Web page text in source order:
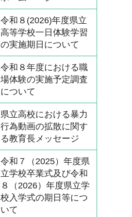
令和８(2026)年度県立
高等学校一日体験学習
の実施期日について
令和８年度における職
場体験の実施予定調査
について
県立高校における暴力
行為動画の拡散に関す
る教育長メッセージ
令和７（2025）年度県
立学校卒業式及び令和
８（2026）年度県立学
校入学式の期日等につ
いて